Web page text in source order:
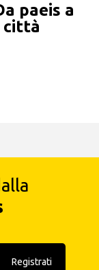
paeis a
città
Registrati